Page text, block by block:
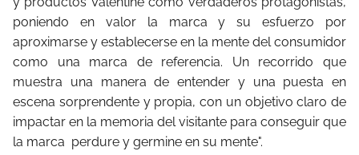
poniendo en valor la marca y su esfuerzo por
aproximarse y establecerse en la mente del consumidor
como una marca de referencia. Un recorrido que
muestra una manera de entender y una puesta en
escena sorprendente y propia, con un objetivo claro de
impactar en la memoria del visitante para conseguir que
la marca perdure y germine en su mente".